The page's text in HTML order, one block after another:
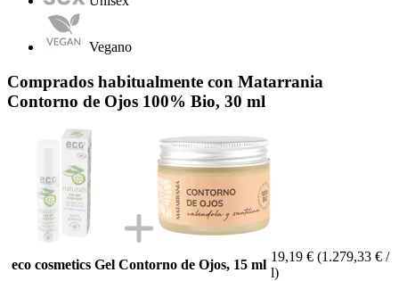
Vegano
Comprados habitualmente con Matarrania
Contorno de Ojos 100% Bio, 30 ml
eco cosmetics Gel Contorno de Ojos, 15 ml
19,19 € (1.279,33 € /
l)